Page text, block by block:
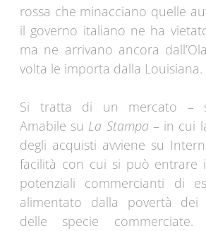
rossa che minacciano quelle
il governo italiano ne ha
ma ne arrivano ancora
volta le importa dalla Louisiana.
Si tratta di un mercato –
Amabile su La Stampa – in cui
degli acquisti avviene su
facilità con cui si può entrare
potenziali commercianti di
alimentato dalla povertà dei
delle specie commerciate.